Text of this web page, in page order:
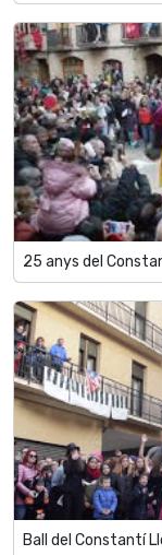
25 anys del
Ball del Constantí